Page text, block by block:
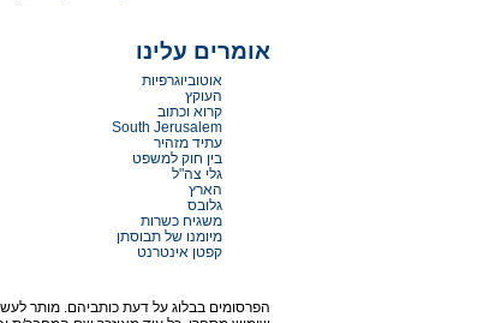
אומרים עלינו
אוטוביוגרפיות
העוקץ
קרוא וכתוב
South Jerusalem
עתיד מזהיר
בין חוק למשפט
גלי צה"ל
הארץ
גלובס
משגיח כשרות
מיומנו של תבוסתן
קפטן אינטרנט
הפרסומים בבלוג על דעת כותביהם. מותר